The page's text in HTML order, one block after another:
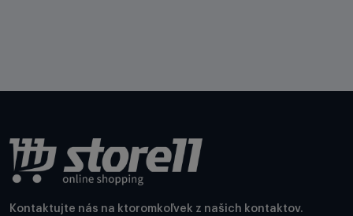
Kontaktujte nás na ktoromkoľvek z našich kontaktov.